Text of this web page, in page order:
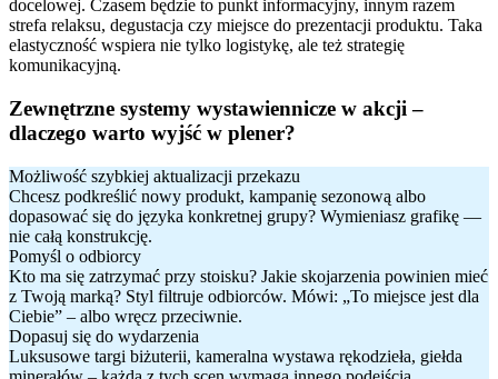
docelowej. Czasem będzie to punkt informacyjny, innym razem
strefa relaksu, degustacja czy miejsce do prezentacji produktu. Taka
elastyczność wspiera nie tylko logistykę, ale też strategię
komunikacyjną.
Zewnętrzne systemy wystawiennicze w akcji –
dlaczego warto wyjść w plener?
Możliwość szybkiej aktualizacji przekazu
Chcesz podkreślić nowy produkt, kampanię sezonową albo
dopasować się do języka konkretnej grupy? Wymieniasz grafikę —
nie całą konstrukcję.
Pomyśl o odbiorcy
Kto ma się zatrzymać przy stoisku? Jakie skojarzenia powinien mieć
z Twoją marką? Styl filtruje odbiorców. Mówi: „To miejsce jest dla
Ciebie” – albo wręcz przeciwnie.
Dopasuj się do wydarzenia
Luksusowe targi biżuterii, kameralna wystawa rękodzieła, giełda